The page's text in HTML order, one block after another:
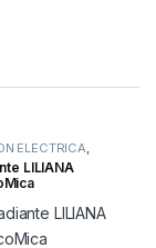
ELECTRICA
LILIANA